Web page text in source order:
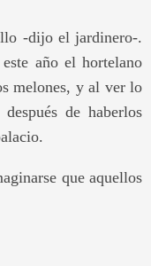
-dijo el jardinero-.
año el hortelano
melones, y al ver lo
de haberlos
que aquellos